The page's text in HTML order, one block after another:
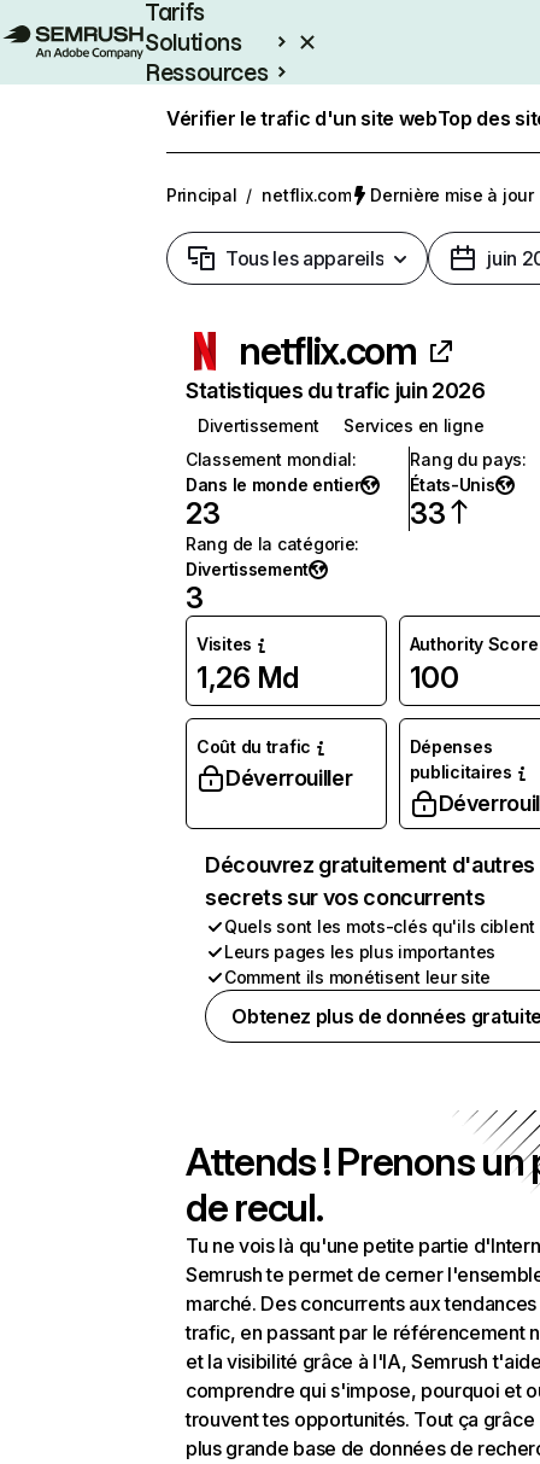
Tarifs
Solutions
Ressources
Vérifier le trafic d'un site webTop des
Principal / netflix.com Dernière mise à jour
Tous les appareils juin
netflix.com
Statistiques du trafic juin 2026
Divertissement
Services en ligne
Classement mondial:
Dans le monde entier
23
Rang du pays:
États-Unis
33
Rang de la catégorie:
Divertissement
3
Visites
1,26 Md
Authority Score
100
Coût du trafic
Déverrouiller
Dépenses
publicitaires
Découvrez gratuitement d'autres
secrets sur vos concurrents
Quels sont les mots-clés qu'ils ciblent
Leurs pages les plus importantes
Comment ils monétisent leur site
Obtenez plus de données
Attends ! Prenons un
de recul.
Tu ne vois là qu'une petite partie
Semrush te permet de cerner
marché. Des concurrents aux
trafic, en passant par le référencement
et la visibilité grâce à l'IA, Semrush
comprendre qui s'impose, pourquoi et
trouvent tes opportunités. Tout ça grâce
plus grande base de données de